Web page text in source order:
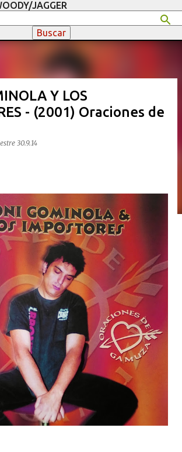
Ir al contenido principal
JAGGER
Y LOS
- (2001) Oraciones de
30.9.14